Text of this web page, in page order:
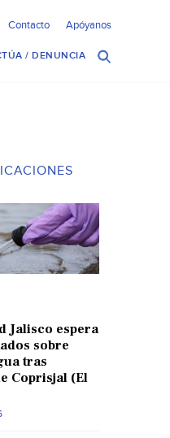
Contacto Apóyanos
/ DENUNCIA
Jalisco espera
sobre
tras
Coprisjal (El